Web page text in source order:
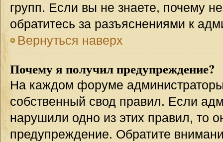
групп. Если вы не знаете, почему
обратитесь за разъяснениями к
Вернуться наверх
Почему я получил предупреждение?
На каждом форуме
собственный свод правил. Если
нарушили одно из этих правил, то
предупреждение. Обратите